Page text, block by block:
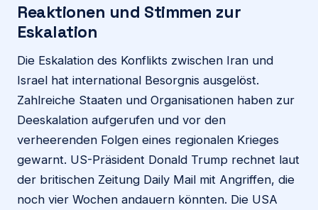
Reaktionen und Stimmen zur
Eskalation
Die Eskalation des Konflikts zwischen Iran und
Israel hat international Besorgnis ausgelöst.
Zahlreiche Staaten und Organisationen haben zur
Deeskalation aufgerufen und vor den
verheerenden Folgen eines regionalen Krieges
gewarnt. US-Präsident Donald Trump rechnet laut
der britischen Zeitung Daily Mail mit Angriffen, die
noch vier Wochen andauern könnten. Die USA